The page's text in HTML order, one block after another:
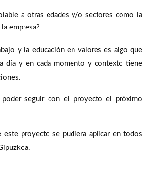
a otras edades y/o sectores como la
empresa?
y la educación en valores es algo que
día y en cada momento y contexto tiene
poder seguir con el proyecto el próximo
este proyecto se pudiera aplicar en todos